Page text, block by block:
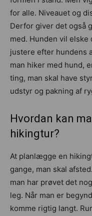
for alle. Niveauet og
Derfor giver det også
med. Hunden vil elske
justere efter hundens
man hiker med hund,
ting, man skal have
udstyr og pakning af
Hvordan kan
hikingtur?
At planlægge en
gange, man skal
man har prøvet det
leg. Når man er
komme rigtig langt.